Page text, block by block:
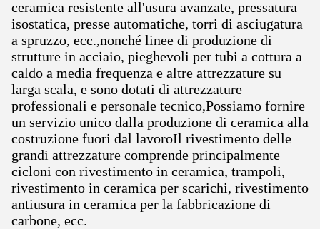
ceramica resistente all'usura avanzate, pressatura
isostatica, presse automatiche, torri di asciugatura
a spruzzo, ecc.,nonché linee di produzione di
strutture in acciaio, pieghevoli per tubi a cottura a
caldo a media frequenza e altre attrezzature su
larga scala, e sono dotati di attrezzature
professionali e personale tecnico,Possiamo fornire
un servizio unico dalla produzione di ceramica alla
costruzione fuori dal lavoroIl rivestimento delle
grandi attrezzature comprende principalmente
cicloni con rivestimento in ceramica, trampoli,
rivestimento in ceramica per scarichi, rivestimento
antiusura in ceramica per la fabbricazione di
carbone, ecc.